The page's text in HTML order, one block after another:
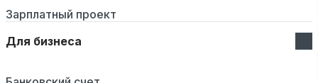
Зарплатный проект
Для бизнеса